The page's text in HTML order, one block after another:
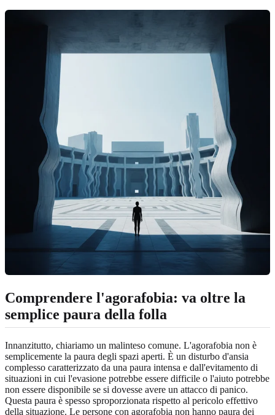
Comprendere l'agorafobia: va oltre la
semplice paura della folla
Innanzitutto, chiariamo un malinteso comune. L'agorafobia non è
semplicemente la paura degli spazi aperti. È un disturbo d'ansia
complesso caratterizzato da una paura intensa e dall'evitamento di
situazioni in cui l'evasione potrebbe essere difficile o l'aiuto potrebbe
non essere disponibile se si dovesse avere un attacco di panico.
Questa paura è spesso sproporzionata rispetto al pericolo effettivo
della situazione. Le persone con agorafobia non hanno paura dei